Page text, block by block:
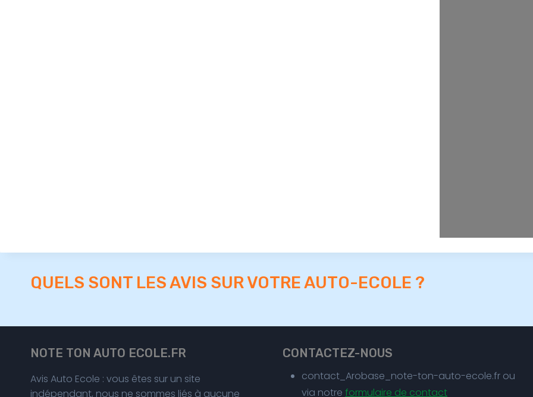
QUELS SONT LES AVIS SUR VOTRE AUTO-ECOLE ?
NOTE TON AUTO ECOLE.FR
Avis Auto Ecole : vous êtes sur un site
indépendant, nous ne sommes liés à aucune
CONTACTEZ-NOUS
contact_Arobase_note-ton-auto-ecole.fr ou
via notre formulaire de contact